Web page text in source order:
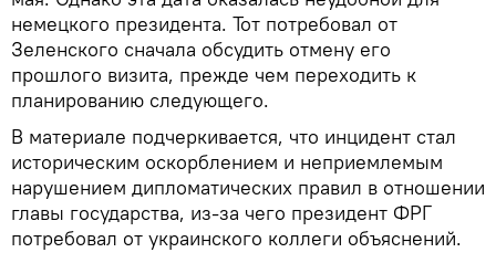
немецкого президента. Тот потребовал от
Зеленского сначала обсудить отмену его
прошлого визита, прежде чем переходить к
планированию следующего.
В материале подчеркивается, что инцидент стал
историческим оскорблением и неприемлемым
нарушением дипломатических правил в отношении
главы государства, из-за чего президент ФРГ
потребовал от украинского коллеги объяснений.